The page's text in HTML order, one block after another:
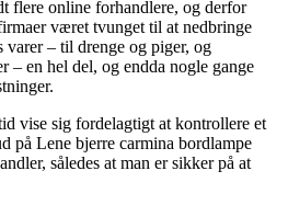
flere online forhandlere, og derfor
været tvunget til at nedbringe
varer – til drenge og piger, og
– en hel del, og endda nogle gange
vise sig fordelagtigt at kontrollere et
på Lene bjerre carmina bordlampe
således at man er sikker på at